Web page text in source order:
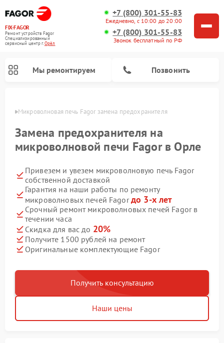
FIX-FAGOR
Ремонт устройств Fagor
Специализированный
cервисный центр г.Орёл
+7 (800) 301-55-83
Ежедневно, с 10:00 до 20:00
+7 (800) 301-55-83
Звонок бесплатный по РФ
Мы ремонтируем Позвонить
Микроволновая печь Fagor замена предохранителя
Замена предохранителя на
микроволновой печи Fagor в Орле
Привезем и увезем микроволновую печь Fagor
собственной доставкой
Гарантия на наши работы по ремонту
микроволновых печей Fagorдо 3-х лет
Срочный ремонт микроволновых печей Fagor в
течении часа
Скидка для вас до 20%
Получите 1500 рублей на ремонт
Оригинальные комплектующие Fagor
Получить консультацию
Наши цены